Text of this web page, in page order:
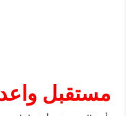
مستقبل